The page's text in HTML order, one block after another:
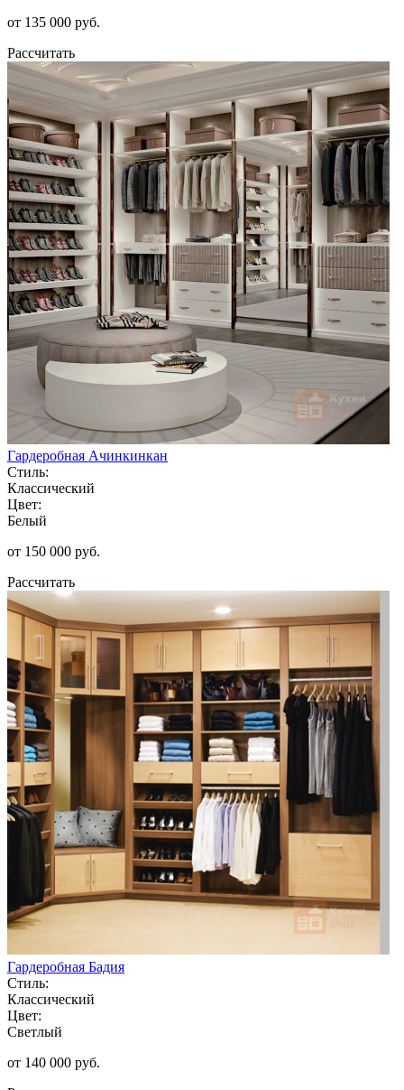
от 135 000 руб.
Рассчитать
Гардеробная Ачинкинкан
Стиль:
Классический
Цвет:
Белый
от 150 000 руб.
Рассчитать
Гардеробная Бадия
Стиль:
Классический
Цвет:
Светлый
от 140 000 руб.